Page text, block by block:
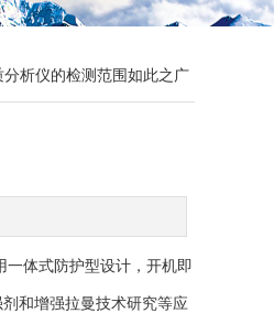
析仪的检测范围如此之广
体式防护型设计，开机即
和增强拉曼技术研究等应